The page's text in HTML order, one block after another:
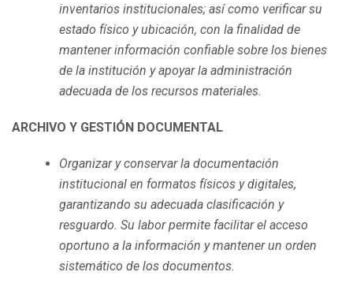
inventarios institucionales; así como verificar su
estado físico y ubicación, con la finalidad de
mantener información confiable sobre los bienes
de la institución y apoyar la administración
adecuada de los recursos materiales.
ARCHIVO Y GESTIÓN DOCUMENTAL
Organizar y conservar la documentación
institucional en formatos físicos y digitales,
garantizando su adecuada clasificación y
resguardo. Su labor permite facilitar el acceso
oportuno a la información y mantener un orden
sistemático de los documentos.